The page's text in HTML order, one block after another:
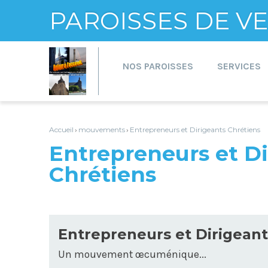
PAROISSES DE
au
contenu.
|
Aller
la
navigation
personnels
NOS PAROISSES SERVICES
Accueil › mouvements› Entrepreneurs et Dirigeants Chrétiens
Entrepreneurs et
Chrétiens
Entrepreneurs et
Un mouvement œcuménique...